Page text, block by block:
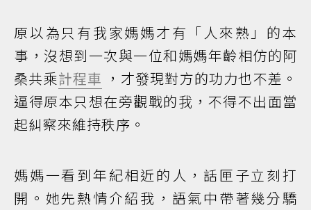
原以為只有我家媽媽才有「人來熟」的本
事，沒想到一次與一位和媽媽年齡相仿的阿
桑共乘計程車 ，才發現對方的功力也不差。
逼得原本只想在旁觀戰的我，不得不出面當
起糾察來維持秩序。
媽媽一看到年紀相近的人，話匣子立刻打
開。她先熱情介紹我，語氣中帶著幾分驕